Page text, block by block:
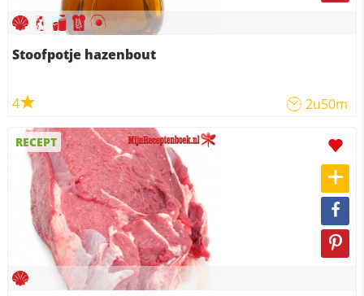
Stoofpotje hazenbout
4 2u50m
RECEPT